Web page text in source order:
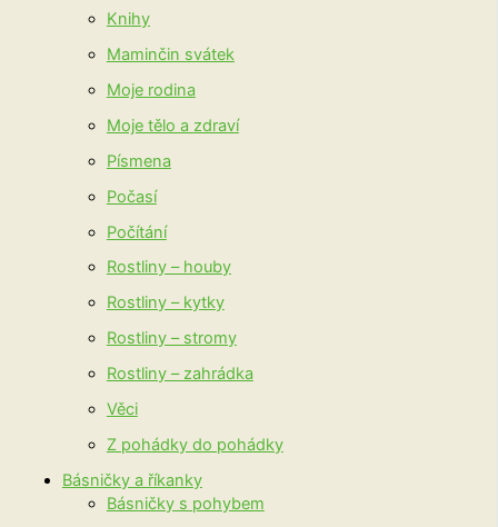
Knihy
Maminčin svátek
Moje rodina
Moje tělo a zdraví
Písmena
Počasí
Počítání
Rostliny – houby
Rostliny – kytky
Rostliny – stromy
Rostliny – zahrádka
Věci
Z pohádky do pohádky
Básničky a říkanky
Básničky s pohybem